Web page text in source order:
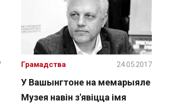
У Вашынгтоне на мемарыяле
Музея навін з'явіцца імя
Грамадства 24.05.2017